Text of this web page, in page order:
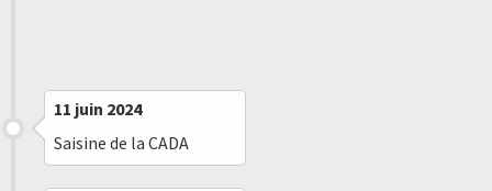
11 juin 2024
Saisine de la CADA